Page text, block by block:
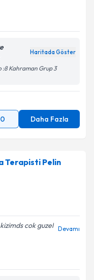
Haritada Göster
:8 Kahraman Grup 3
Daha Fazla
Terapisti Pelin
cok guzel Devamı